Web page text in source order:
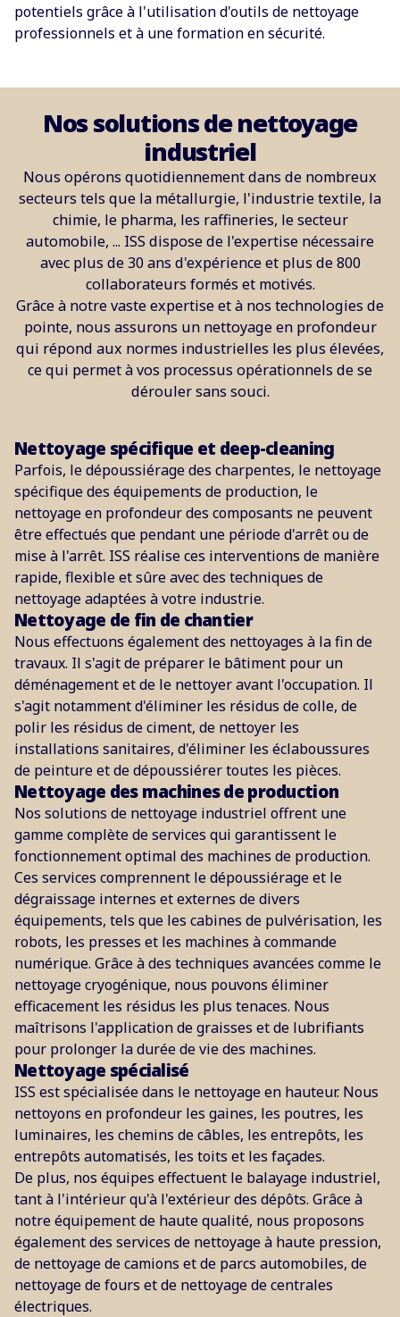
potentiels grâce à l'utilisation d'outils de nettoyage
professionnels et à une formation en sécurité.
Nos solutions de nettoyage
industriel
Nous opérons quotidiennement dans de nombreux
secteurs tels que la métallurgie, l'industrie textile, la
chimie, le pharma, les raffineries, le secteur
automobile, ... ISS dispose de l'expertise nécessaire
avec plus de 30 ans d'expérience et plus de 800
collaborateurs formés et motivés.
Grâce à notre vaste expertise et à nos technologies de
pointe, nous assurons un nettoyage en profondeur
qui répond aux normes industrielles les plus élevées,
ce qui permet à vos processus opérationnels de se
dérouler sans souci.
Nettoyage spécifique et deep-cleaning
Parfois, le dépoussiérage des charpentes, le nettoyage
spécifique des équipements de production, le
nettoyage en profondeur des composants ne peuvent
être effectués que pendant une période d'arrêt ou de
mise à l'arrêt. ISS réalise ces interventions de manière
rapide, flexible et sûre avec des techniques de
nettoyage adaptées à votre industrie.
Nettoyage de fin de chantier
Nous effectuons également des nettoyages à la fin de
travaux. Il s'agit de préparer le bâtiment pour un
déménagement et de le nettoyer avant l'occupation. Il
s'agit notamment d'éliminer les résidus de colle, de
polir les résidus de ciment, de nettoyer les
installations sanitaires, d'éliminer les éclaboussures
de peinture et de dépoussiérer toutes les pièces.
Nettoyage des machines de production
Nos solutions de nettoyage industriel offrent une
gamme complète de services qui garantissent le
fonctionnement optimal des machines de production.
Ces services comprennent le dépoussiérage et le
dégraissage internes et externes de divers
équipements, tels que les cabines de pulvérisation, les
robots, les presses et les machines à commande
numérique. Grâce à des techniques avancées comme le
nettoyage cryogénique, nous pouvons éliminer
efficacement les résidus les plus tenaces. Nous
maîtrisons l'application de graisses et de lubrifiants
pour prolonger la durée de vie des machines.
Nettoyage spécialisé
ISS est spécialisée dans le nettoyage en hauteur. Nous
nettoyons en profondeur les gaines, les poutres, les
luminaires, les chemins de câbles, les entrepôts, les
entrepôts automatisés, les toits et les façades.
De plus, nos équipes effectuent le balayage industriel,
tant à l'intérieur qu'à l'extérieur des dépôts. Grâce à
notre équipement de haute qualité, nous proposons
également des services de nettoyage à haute pression,
de nettoyage de camions et de parcs automobiles, de
nettoyage de fours et de nettoyage de centrales
électriques.